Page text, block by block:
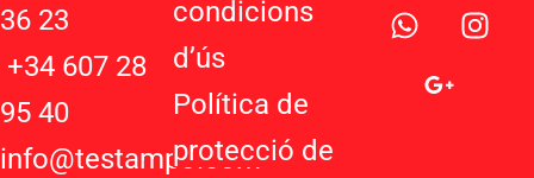
36 23
+34 607 28
95 40
info@testampo.com
condicions
d’ús
Política de
protecció de
W
h
I
n
o
g